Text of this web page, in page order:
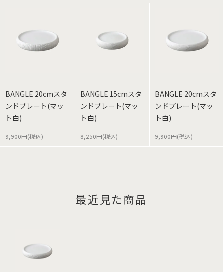
BANGLE 20cmスタ
ンドプレート(マッ
ト白)
9,900円(税込)
BANGLE 15cmスタ
ンドプレート(マッ
ト白)
8,250円(税込)
BANGLE 20cmスタ
ンドプレート(マッ
ト白)
9,900円(税込)
最近見た商品